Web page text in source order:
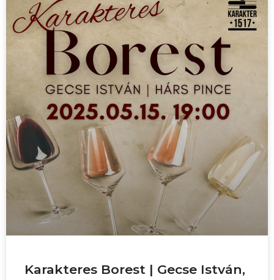
Karakteres Borest | Gecse István,